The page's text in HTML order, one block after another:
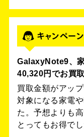
キャンペー
GalaxyNote9、
40,320円でお買取
買取金額がアッ
対象になる家電
た。予想よりも
とってもお得でし